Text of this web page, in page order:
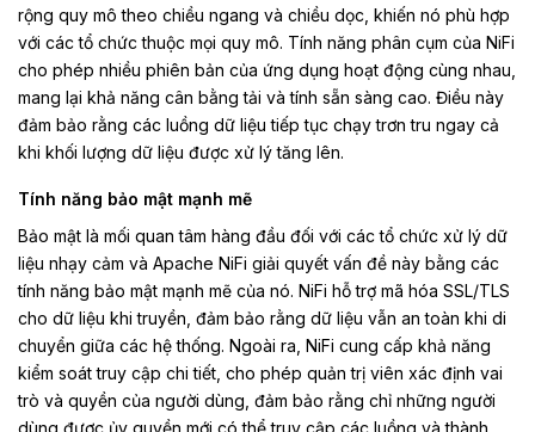
rộng quy mô theo chiều ngang và chiều dọc, khiến nó phù hợp
với các tổ chức thuộc mọi quy mô. Tính năng phân cụm của NiFi
cho phép nhiều phiên bản của ứng dụng hoạt động cùng nhau,
mang lại khả năng cân bằng tải và tính sẵn sàng cao. Điều này
đảm bảo rằng các luồng dữ liệu tiếp tục chạy trơn tru ngay cả
khi khối lượng dữ liệu được xử lý tăng lên.
Tính năng bảo mật mạnh mẽ
Bảo mật là mối quan tâm hàng đầu đối với các tổ chức xử lý dữ
liệu nhạy cảm và Apache NiFi giải quyết vấn đề này bằng các
tính năng bảo mật mạnh mẽ của nó. NiFi hỗ trợ mã hóa SSL/TLS
cho dữ liệu khi truyền, đảm bảo rằng dữ liệu vẫn an toàn khi di
chuyển giữa các hệ thống. Ngoài ra, NiFi cung cấp khả năng
kiểm soát truy cập chi tiết, cho phép quản trị viên xác định vai
trò và quyền của người dùng, đảm bảo rằng chỉ những người